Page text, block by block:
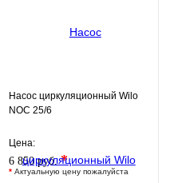
Насос циркуляционный Wilo
NOC 25/6
Цена:
6 850 руб.*
* Актуальную цену пожалуйста